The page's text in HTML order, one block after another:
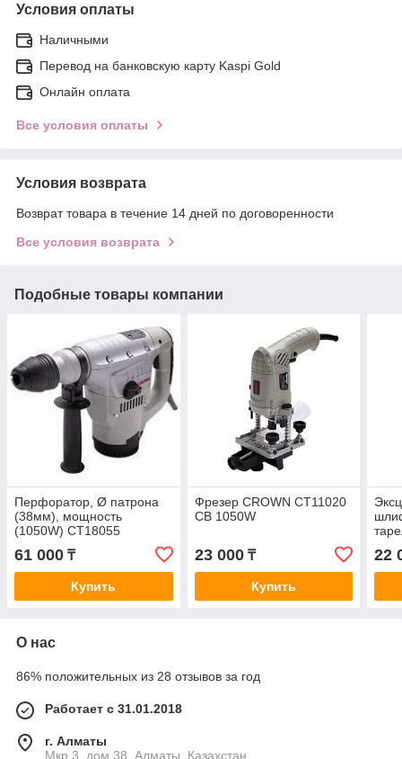
Условия оплаты
Наличными
Перевод на банковскую карту Kaspi Gold
Онлайн оплата
Все условия оплаты
Условия возврата
Возврат товара в течение 14 дней по договоренности
Все условия возврата
Подобные товары компании
Перфоратор, Ø патрона
(38мм), мощность
(1050W) CT18055
61 000 ₸
Купить
Фрезер CROWN CT11020
CB 1050W
23 000₸
Купить
22
О нас
86% положительных из 28 отзывов за год
Работает с 31.01.2018
г. Алматы
Мкр 3, дом 38, Алматы, Казахстан